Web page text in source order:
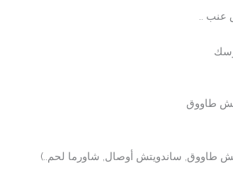
عنب ..
طاووق
طاووق, ساندويتش أوصال, شاورما لحم..)